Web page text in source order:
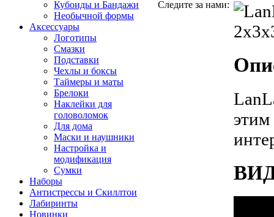
Кубоиды и Бандажи
Необычной формы
Аксессуары
Логотипы
Смазки
Подставки
Чехлы и боксы
Таймеры и маты
Брелоки
Наклейки для
головоломок
Для дома
Маски и наушники
Настройка и
модификация
Сумки
Наборы
Антистрессы и Скиллтои
Лабиринты
Новинки
Следите за нами: